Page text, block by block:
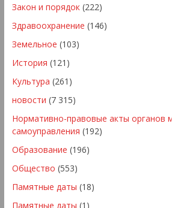
Закон и порядок(222)
Здравоохранение (146)
Земельное (103)
История (121)
Культура (261)
новости (7 315)
Нормативно-правовые акты органов
самоуправления (192)
Образование (196)
Общество (553)
Памятные даты (18)
Памятные даты (1)